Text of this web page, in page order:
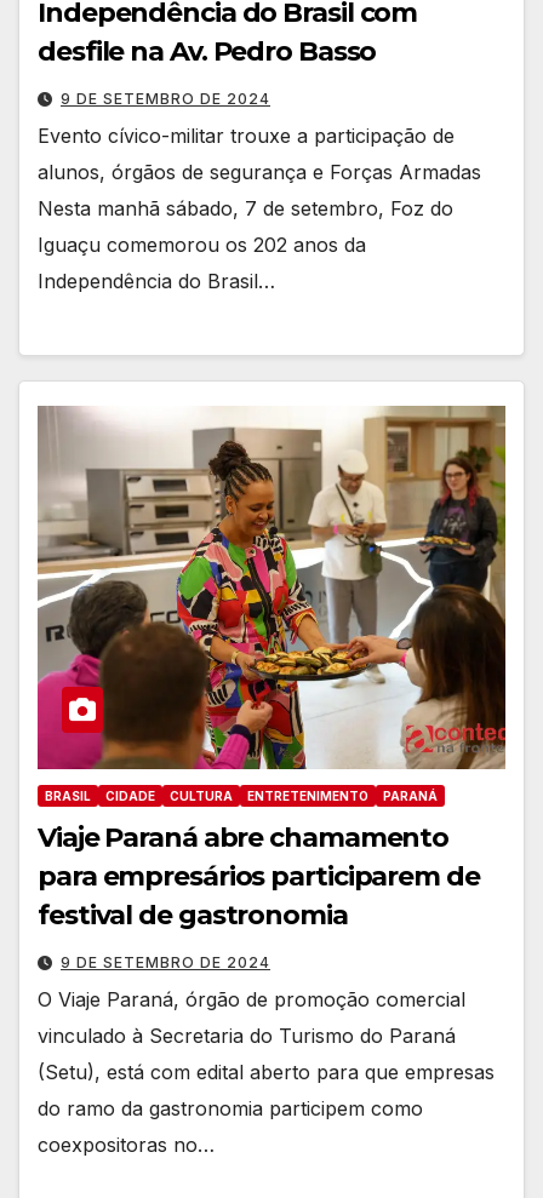
Independência do Brasil com
desfile na Av. Pedro Basso
9 DE SETEMBRO DE 2024
Evento cívico-militar trouxe a participação de
alunos, órgãos de segurança e Forças Armadas
Nesta manhã sábado, 7 de setembro, Foz do
Iguaçu comemorou os 202 anos da
Independência do Brasil…
BRASIL CIDADE CULTURA ENTRETENIMENTO PARANÁ
Viaje Paraná abre chamamento
para empresários participarem de
festival de gastronomia
9 DE SETEMBRO DE 2024
O Viaje Paraná, órgão de promoção comercial
vinculado à Secretaria do Turismo do Paraná
(Setu), está com edital aberto para que empresas
do ramo da gastronomia participem como
coexpositoras no…